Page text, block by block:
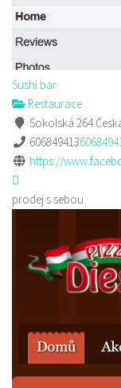
Sushi bar
Restaurace
Sokolská 264
606849413
https://
prodej s sebou